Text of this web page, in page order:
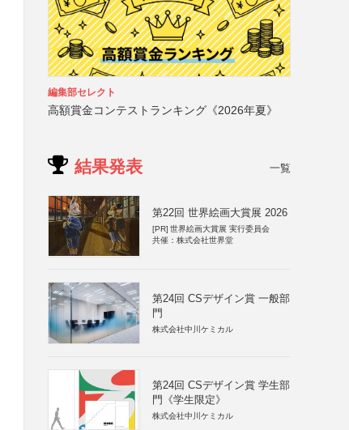
編集部セレクト
高額賞金コンテストランキング《2026年夏》
結果発表 一覧
第22回 世界絵画大賞展 2026
[PR] 世界絵画大賞展 実行委員会
共催：株式会社世界堂
第24回 CSデザイン賞 一般部
門
株式会社中川ケミカル
第24回 CSデザイン賞 学生部
門《学生限定》
株式会社中川ケミカル